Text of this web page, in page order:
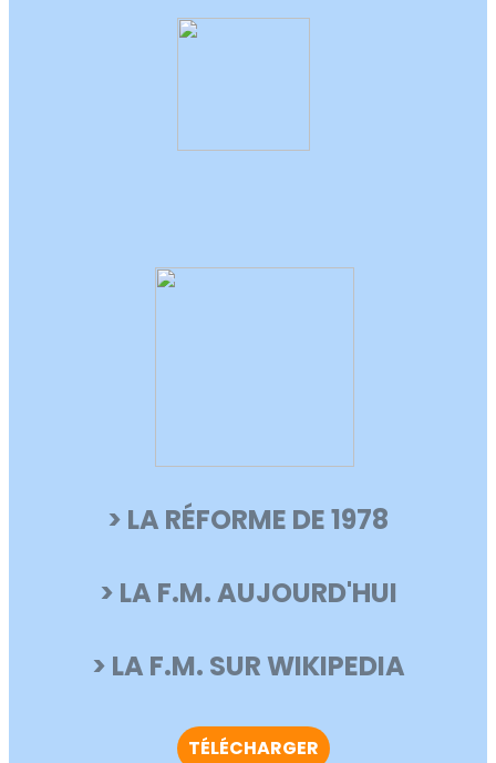
> LA RÉFORME DE 1978
> LA F.M. AUJOURD'HUI
> LA F.M. SUR WIKIPEDIA
TÉLÉCHARGER